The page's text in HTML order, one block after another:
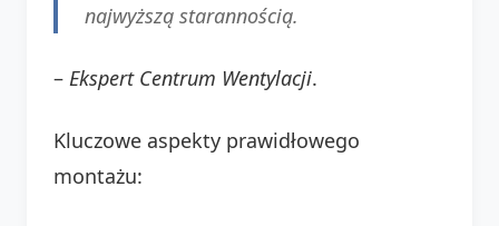
najwyższą starannością.
– Ekspert Centrum Wentylacji.
Kluczowe aspekty prawidłowego
montażu: